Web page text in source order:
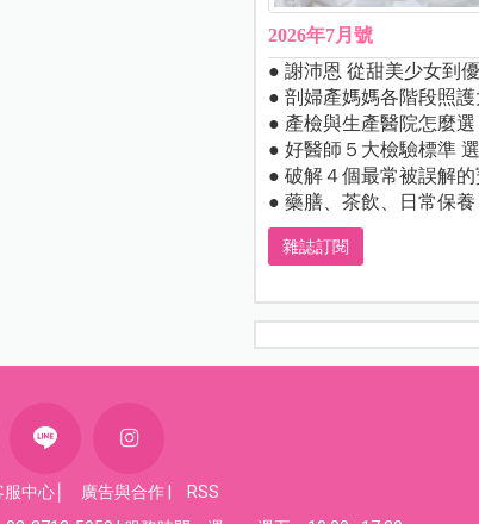
2026年7月號
● 謝沛恩 從甜美少女到
● 剖婦產媽媽各階段照護
● 產檢與生產醫院怎麼選
● 好醫師５大檢驗標準
● 破解４個最常被誤解
● 藥膳、茶飲、日常保
雜誌訂閱
服中心 廣告與合作
RSS